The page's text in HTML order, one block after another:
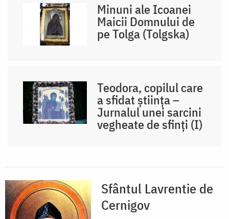
Minuni ale Icoanei
Maicii Domnului de
pe Tolga (Tolgska)
Teodora, copilul care
a sfidat știința –
Jurnalul unei sarcini
vegheate de sfinți (I)
Sfântul Lavrentie de
Cernigov